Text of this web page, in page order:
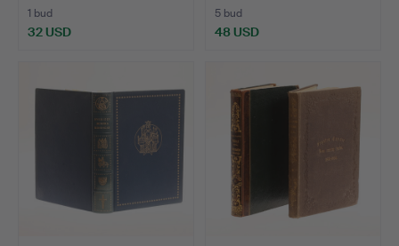
1 bud
32 USD
5 bud
48 USD